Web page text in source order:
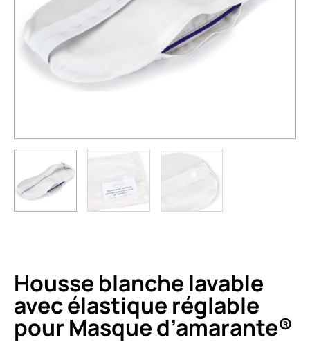
Housse blanche lavable
avec élastique réglable
pour Masque d’amarante®